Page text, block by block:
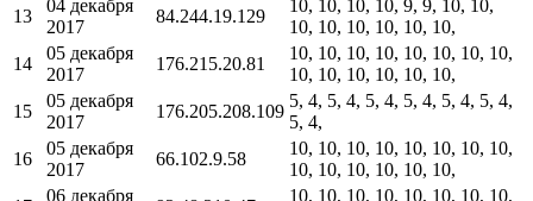
13
04 декабря
2017
84.244.19.129
10, 10, 10, 10, 9, 9, 10, 10,
10, 10, 10, 10, 10, 10,
14
05 декабря
2017
176.215.20.81
10, 10, 10, 10, 10, 10, 10, 10,
10, 10, 10, 10, 10, 10,
15
05 декабря
2017
176.205.208.109
5, 4, 5, 4, 5, 4, 5, 4, 5, 4, 5, 4,
5, 4,
16
05 декабря
2017
66.102.9.58
10, 10, 10, 10, 10, 10, 10, 10,
10, 10, 10, 10, 10, 10,
06 декабря
10, 10, 10, 10, 10, 10, 10, 10,